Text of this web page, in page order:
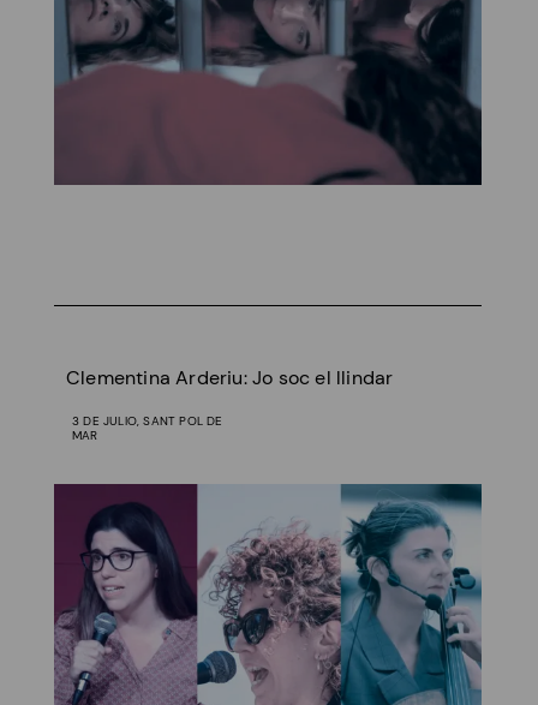
Clementina Arderiu: Jo soc el llindar
3 DE JULIO, SANT POL DE
MAR